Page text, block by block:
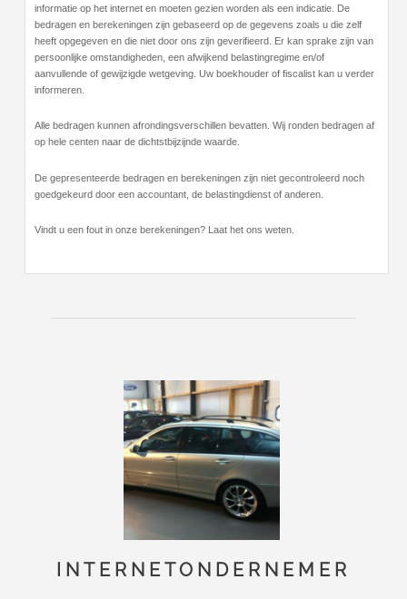
informatie op het internet en moeten gezien worden als een indicatie. De
bedragen en berekeningen zijn gebaseerd op de gegevens zoals u die zelf
heeft opgegeven en die niet door ons zijn geverifieerd. Er kan sprake zijn van
persoonlijke omstandigheden, een afwijkend belastingregime en/of
aanvullende of gewijzigde wetgeving. Uw boekhouder of fiscalist kan u verder
informeren.
Alle bedragen kunnen afrondingsverschillen bevatten. Wij ronden bedragen af
op hele centen naar de dichtstbijzijnde waarde.
De gepresenteerde bedragen en berekeningen zijn niet gecontroleerd noch
goedgekeurd door een accountant, de belastingdienst of anderen.
Vindt u een fout in onze berekeningen? Laat het ons weten.
INTERNETONDERNEMER